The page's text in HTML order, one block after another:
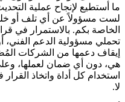
أستطيع لإنجاح عملية التحديث
مسؤولاً عن أي تلف أو خلل
بكم. بالاستمرار في
مسؤولية الدعم الفني، أو
دعمها من الشركات
دون أي ضمان لعملها،
كل أداة واتخاذ القرار